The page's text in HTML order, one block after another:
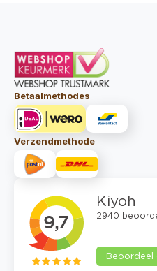
Betaalmethodes
Verzendmethode